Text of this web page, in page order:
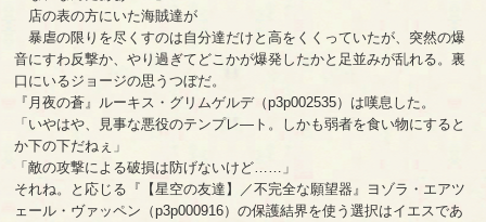
店の表の方にいた海賊達が
暴虐の限りを尽くすのは自分達だけと高をくくっていたが、突然の爆
音にすわ反撃か、やり過ぎてどこかが爆発したかと足並みが乱れる。裏
口にいるジョージの思うつぼだ。
『月夜の蒼』ルーキス・グリムゲルデ（p3p002535）は嘆息した。
「いやはや、見事な悪役のテンプレ―ト。しかも弱者を食い物にすると
か下の下だねぇ」
「敵の攻撃による破損は防げないけど……」
それね。と応じる『【星空の友達】／不完全な願望器』ヨゾラ・エアツ
ェール・ヴァッペン（p3p000916）の保護結界を使う選択はイエスであ